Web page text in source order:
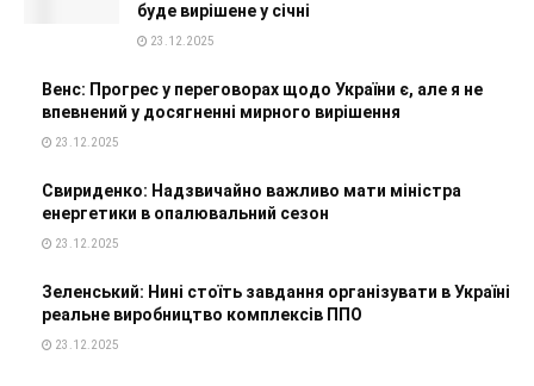
буде вирішене у січні
23.12.2025
Венс: Прогрес у переговорах щодо України є, але я не
впевнений у досягненні мирного вирішення
23.12.2025
Свириденко: Надзвичайно важливо мати міністра
енергетики в опалювальний сезон
23.12.2025
Зеленський: Нині стоїть завдання організувати в Україні
реальне виробництво комплексів ППО
23.12.2025